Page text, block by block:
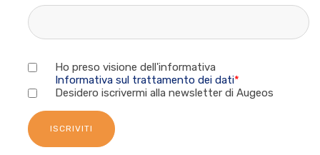
Ho preso visione dell'informativa
Informativa sul trattamento dei dati*
Desidero iscrivermi alla newsletter di Augeos